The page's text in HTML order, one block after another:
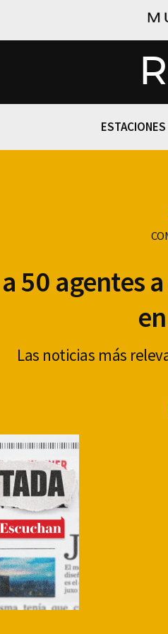
ESTACIONES
a 50 agentes
Las noticias más